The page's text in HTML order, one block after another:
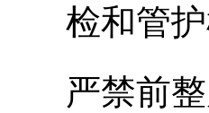
检和管
严禁前